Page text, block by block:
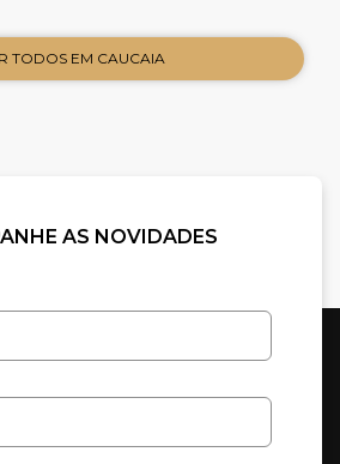
TODOS EM CAUCAIA
AS NOVIDADES